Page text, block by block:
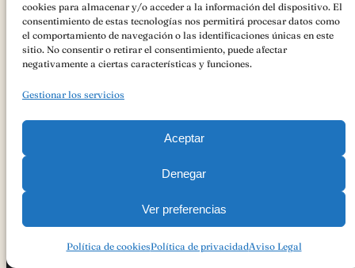
cookies para almacenar y/o acceder a la información del dispositivo. El
consentimiento de estas tecnologías nos permitirá procesar datos como
el comportamiento de navegación o las identificaciones únicas en este
sitio. No consentir o retirar el consentimiento, puede afectar
negativamente a ciertas características y funciones.
Gestionar los servicios
Aceptar
Denegar
Ver preferencias
Política de cookiesPolítica de privacidadAviso Legal
AsociaciónIGP Cordero Segureño
ha recibido una ayuda de la
Unión Europea con cargo al
«Cooperación para la promoción de los
productos agrícolas y alimenticios en regímenes de calidad
(Intervención 7132)»Ayudas FEADER , Andalucía 2023-2027 para
PROMOCIÓN DEL MERCADO INTERIOR DE PRODUCTOS
CALIDAD AL ÓRGANO DE GESTIÓN DE LA INDICACIÓN
GEOGRÁFICA PROTEGIDA CORDERO SEGUREÑO
Copyright 2023
Política De PrivacidadAviso LegalPolítica De Cookies